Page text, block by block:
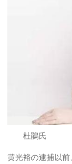
杜鵑氏
黄光裕の逮捕以